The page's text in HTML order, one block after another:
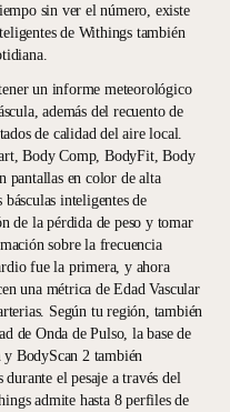
sin ver el número, existe
de Withings también
un informe meteorológico
además del recuento de
de calidad del aire local.
Body Comp, BodyFit, Body
pantallas en color de alta
inteligentes de
de la pérdida de peso y tomar
sobre la frecuencia
fue la primera, y ahora
una métrica de Edad Vascular
Según tu región, también
de Onda de Pulso, la base de
BodyScan 2 también
el pesaje a través del
admite hasta 8 perfiles de